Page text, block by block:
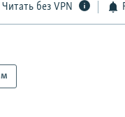
Читать без VPN